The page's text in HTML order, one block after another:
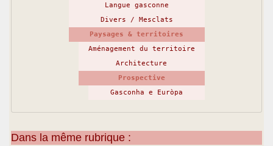
Langue gasconne
Divers / Mesclats
Paysages & territoires
Aménagement du territoire
Architecture
Prospective
Gasconha e Euròpa
Dans la même rubrique :